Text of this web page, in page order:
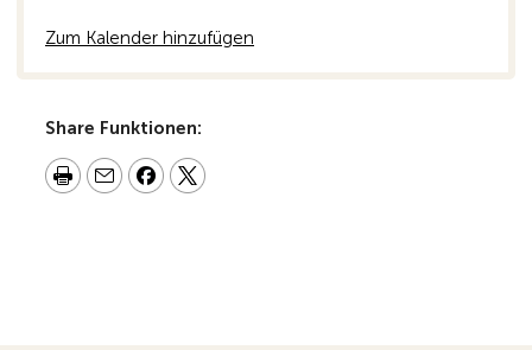
Zum Kalender hinzufügen
Share Funktionen: